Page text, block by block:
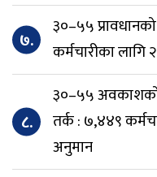
७.
३०–५५
कर्मचारीका लागि
८.
३०–५५
तर्क : ७,४४९
अनुमान